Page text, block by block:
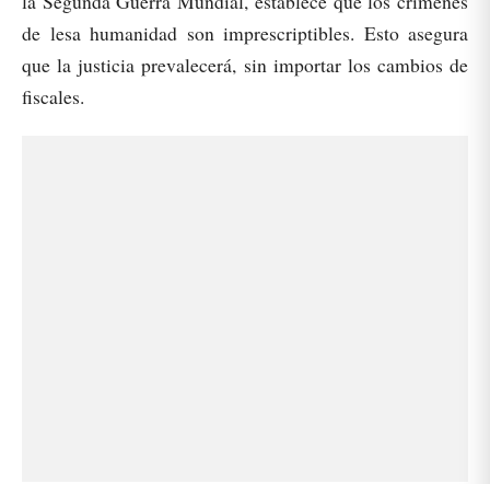
de lesa humanidad son imprescriptibles. Esto asegura
que la justicia prevalecerá, sin importar los cambios de
fiscales.